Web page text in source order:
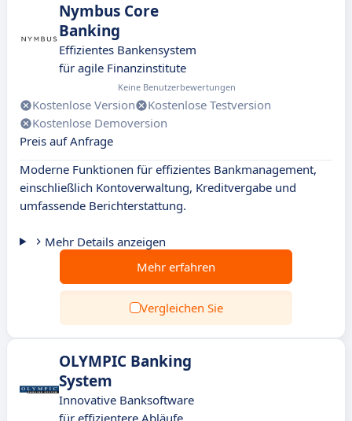
Nymbus Core
Banking
Effizientes Bankensystem
für agile Finanzinstitute
Keine Benutzerbewertungen
Kostenlose Version
Kostenlose Testversion
Kostenlose Demoversion
Preis auf Anfrage
Moderne Funktionen für effizientes Bankmanagement,
einschließlich Kontoverwaltung, Kreditvergabe und
umfassende Berichterstattung.
Mehr Details anzeigen
Mehr erfahren
Vergleichen Sie
OLYMPIC Banking
System
Innovative Banksoftware
für effizientere Abläufe